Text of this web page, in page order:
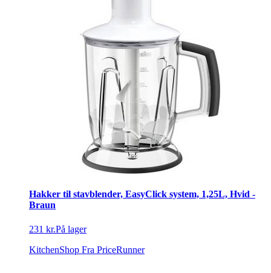
Hakker til stavblender, EasyClick system, 1,25L, Hvid -
Braun
231 kr.På lager
KitchenShop Fra PriceRunner